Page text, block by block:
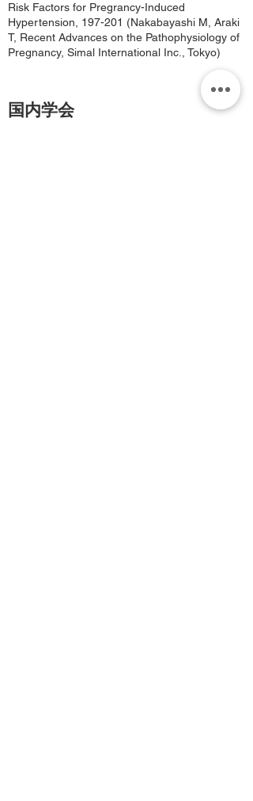
Risk Factors for Pregrancy-Induced
Hypertension, 197-201 (Nakabayashi M, Araki
T, Recent Advances on the Pathophysiology of
Pregnancy, Simal International Inc., Tokyo)
国内学会